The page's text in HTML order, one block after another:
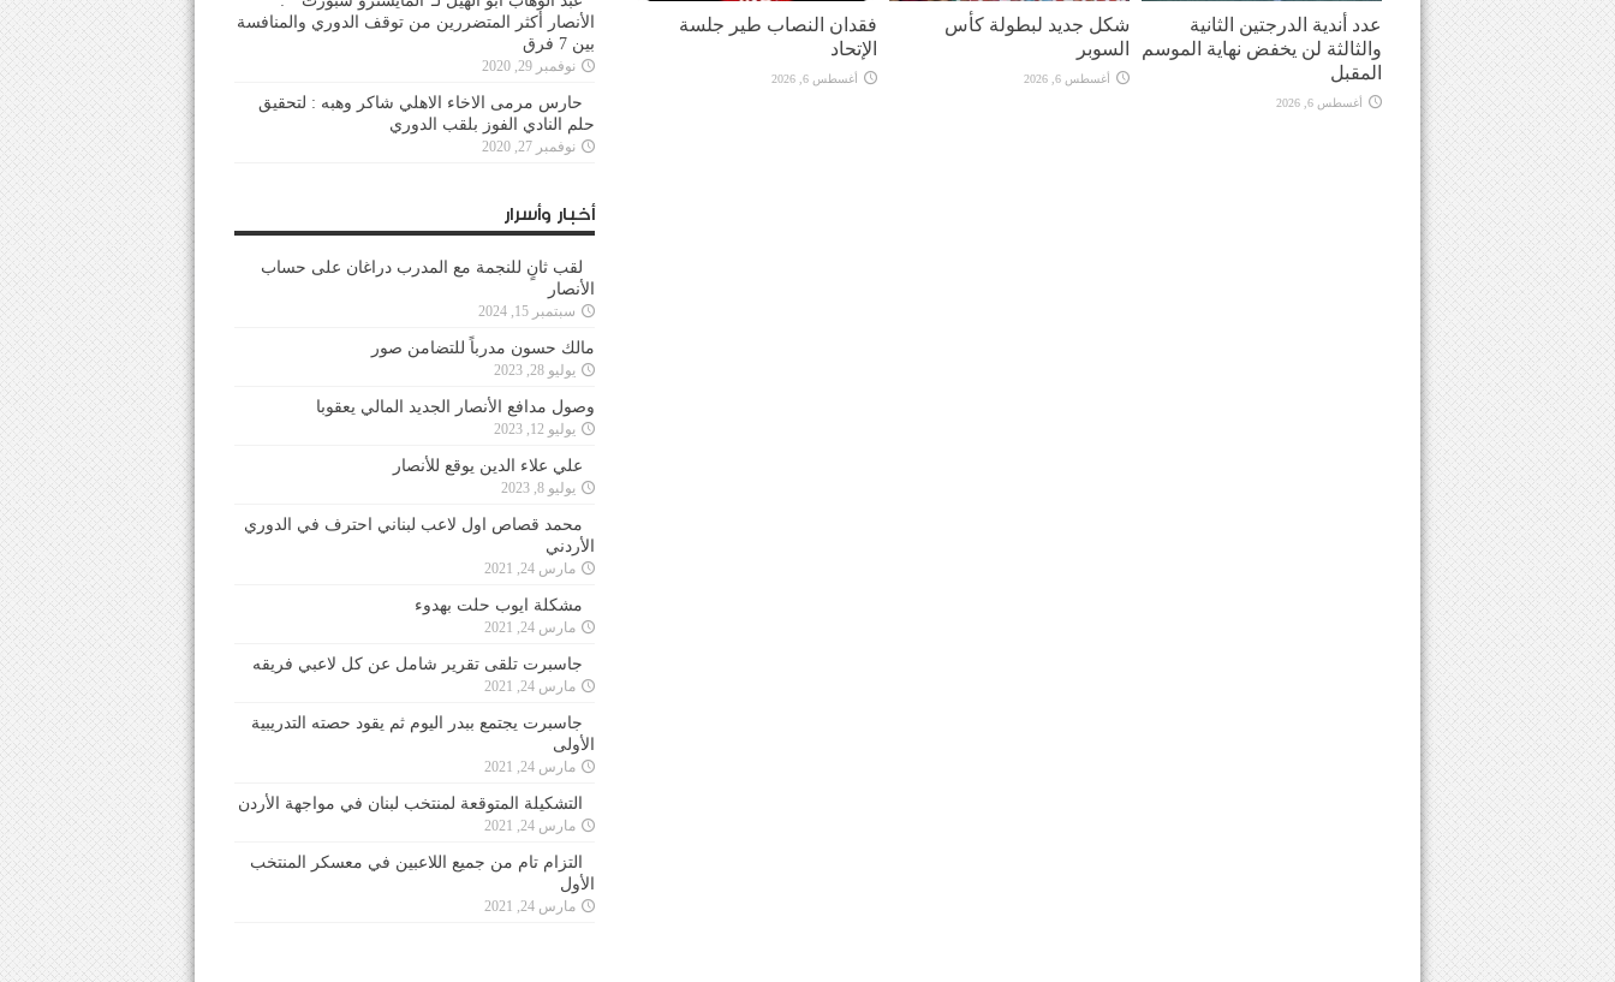
عدد أندية الدرجتين الثانية
والثالثة لن يخفض نهاية الموسم
المقبل
أغسطس 6, 2026
شكل جديد لبطولة كأس
السوبر
أغسطس 6, 2026
فقدان النصاب طير جلسة
الإتحاد
أغسطس 6, 2026
الأنصار أكثر المتضررين من توقف الدوري والمنافسة
بين 7 فرق
نوفمبر 29, 2020
حارس مرمى الاخاء الاهلي شاكر وهبه : لتحقيق
حلم النادي الفوز بلقب الدوري
نوفمبر 27, 2020
أخبار وأسرار
لقب ثانٍ للنجمة مع المدرب دراغان على حساب
الأنصار
سبتمبر 15, 2024
مالك حسون مدرباً للتضامن صور
يوليو 28, 2023
وصول مدافع الأنصار الجديد المالي يعقوبا
يوليو 12, 2023
علي علاء الدين يوقع للأنصار
يوليو 8, 2023
محمد قصاص اول لاعب لبناني احترف في الدوري
الأردني
مارس 24, 2021
مشكلة ايوب حلت بهدوء
مارس 24, 2021
جاسبرت تلقى تقرير شامل عن كل لاعبي فريقه
مارس 24, 2021
جاسبرت يجتمع ببدر اليوم ثم يقود حصته التدريبية
الأولى
مارس 24, 2021
التشكيلة المتوقعة لمنتخب لبنان في مواجهة الأردن
مارس 24, 2021
التزام تام من جميع اللاعبين في معسكر المنتخب
الأول
مارس 24, 2021